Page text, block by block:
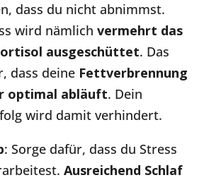
dass du nicht abnimmst.
wird nämlich vermehrt das
ausgeschüttet. Das
dass deine Fettverbrennung
optimal abläuft. Dein
wird damit verhindert.
: Sorge dafür, dass du Stress
Ausreichend Schlaf